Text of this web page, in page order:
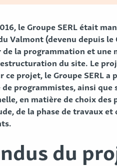
le Groupe SERL était
Valmont (devenu depuis
la programmation et une
du site. Le
ce projet, le Groupe SERL
programmistes, ainsi que
en matière de choix des
de la phase de travaux
du